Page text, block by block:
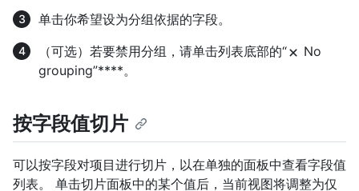
单击你希望设为分组依据的字段。
（可选）若要禁用分组，请单击列表底部的“
No
grouping”****。
按字段值切片
可以按字段对项目进行切片，以在单独的面板中查看字段值
列表。 单击切片面板中的某个值后，当前视图将调整为仅